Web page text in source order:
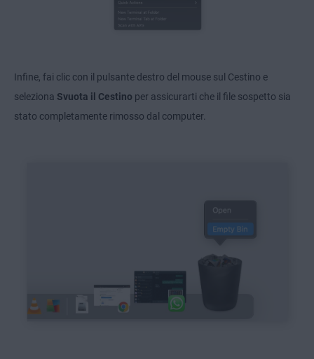
Infine, fai clic con il pulsante destro del mouse sul Cestino e
seleziona Svuota il Cestino per assicurarti che il file sospetto sia
stato completamente rimosso dal computer.